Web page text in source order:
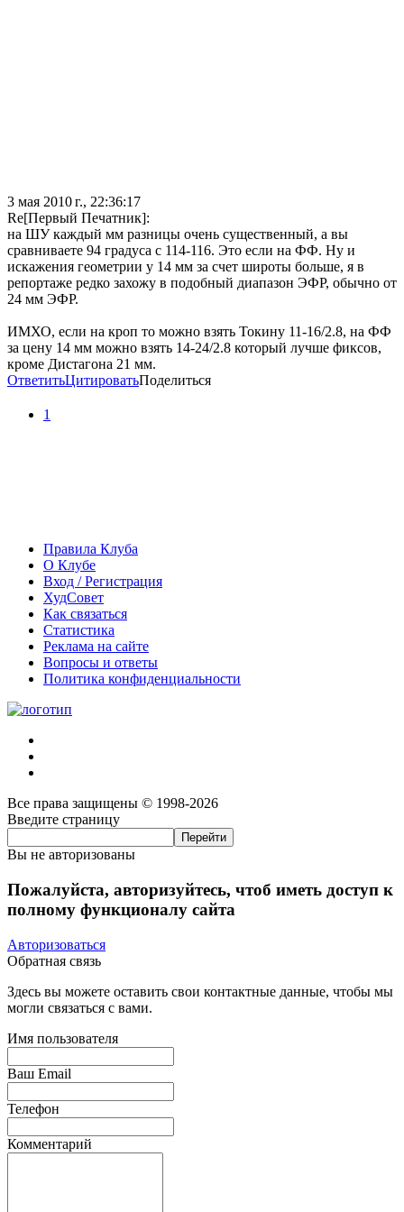
3 мая 2010 г., 22:36:17
Re[Первый Печатник]:
на ШУ каждый мм разницы очень существенный, а вы
сравниваете 94 градуса с 114-116. Это если на ФФ. Ну и
искажения геометрии у 14 мм за счет широты больше, я в
репортаже редко захожу в подобный диапазон ЭФР, обычно от
24 мм ЭФР.
ИМХО, если на кроп то можно взять Токину 11-16/2.8, на ФФ
за цену 14 мм можно взять 14-24/2.8 который лучше фиксов,
кроме Дистагона 21 мм.
ОтветитьЦитироватьПоделиться
1
Правила Клуба
О Клубе
Вход / Регистрация
ХудСовет
Как связаться
Статистика
Реклама на сайте
Вопросы и ответы
Политика конфиденциальности
Все права защищены © 1998-2026
Введите страницу
Вы не авторизованы
Пожалуйста, авторизуйтесь, чтоб иметь доступ к
полному функционалу сайта
Авторизоваться
Обратная связь
Здесь вы можете оставить свои контактные данные, чтобы мы
могли связаться с вами.
Имя пользователя
Ваш Email
Телефон
Комментарий